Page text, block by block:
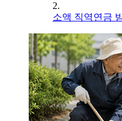
2.
소액 직역연금